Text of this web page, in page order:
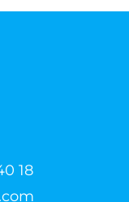
18